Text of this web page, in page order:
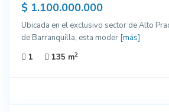
$ 1.100.000.000
Ubicada en el exclusivo sector de Alto
de Barranquilla, esta moder [más]
1
135 m2